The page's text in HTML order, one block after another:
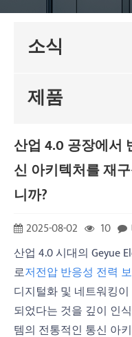
소식
제품
산업 4.0 공장에서
신 아키텍처를 재
니까?
2025-08-02 10
산업 4.0 시대의 Geyue
로저전압 반응성 전력
디지털화 및 네트워킹
되었다는 것을 깊이 인
템의 전통적인 통신 아